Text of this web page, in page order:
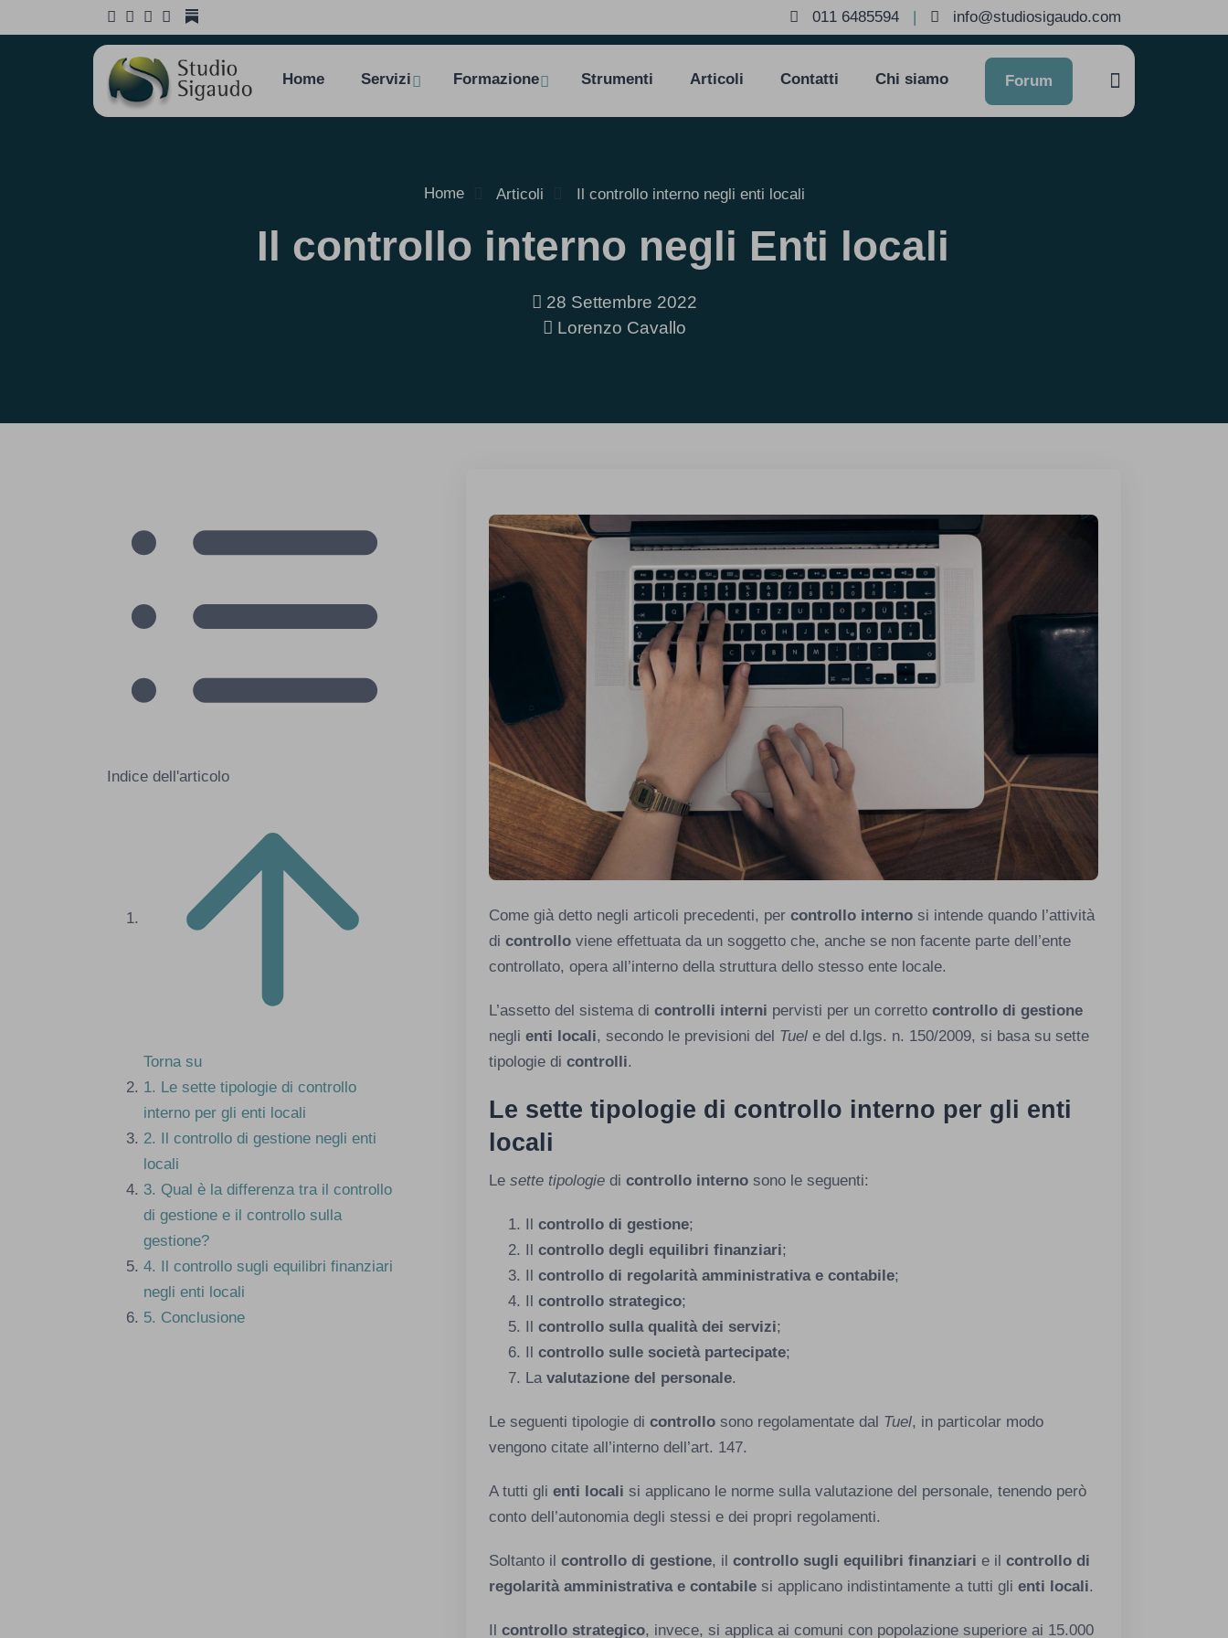
011 6485594 | info@studiosigaudo.com
Home Servizi Formazione Strumenti Articoli Contatti Chi siamo Forum
Home Articoli Il controllo interno negli enti locali
Il controllo interno negli Enti locali
28 Settembre 2022
Lorenzo Cavallo
Indice dell'articolo
Torna su
1. Le sette tipologie di controllo
interno per gli enti locali
2. Il controllo di gestione negli enti
locali
3. Qual è la differenza tra il controllo
di gestione e il controllo sulla
gestione?
4. Il controllo sugli equilibri finanziari
negli enti locali
5. Conclusione
Come già detto negli articoli precedenti, percontrollo interno si intende quando l’attività
dicontrolloviene effettuata da un soggetto che, anche se non facente parte dell’ente
controllato, opera all’interno della struttura dello stesso ente locale.
L’assetto del sistema dicontrolli interni pervisti per un correttocontrollo di gestione
neglienti locali, secondo le previsioni del Tuele del d.lgs. n. 150/2009, si basa su sette
tipologie dicontrolli.
Le sette tipologie di controllo interno per gli enti
locali
Lesette tipologie dicontrollo interno sono le seguenti:
Ilcontrollo di gestione;
Ilcontrollo degli equilibri finanziari;
Ilcontrollo di regolarità amministrativa e contabile;
Ilcontrollo strategico;
Ilcontrollo sulla qualità dei servizi;
Ilcontrollo sulle società partecipate;
Lavalutazione del personale.
Le seguenti tipologie dicontrollo sono regolamentate dal Tuel, in particolar modo
vengono citate all’interno dell’art. 147.
A tutti glienti locali si applicano le norme sulla valutazione del personale, tenendo però
conto dell’autonomia degli stessi e dei propri regolamenti.
Soltanto ilcontrollo di gestione, ilcontrollo sugli equilibri finanziari e ilcontrollo di
regolarità amministrativa e contabile si applicano indistintamente a tutti glienti locali.
Ilcontrollo strategico, invece, si applica ai comuni con popolazione superiore ai 15.000